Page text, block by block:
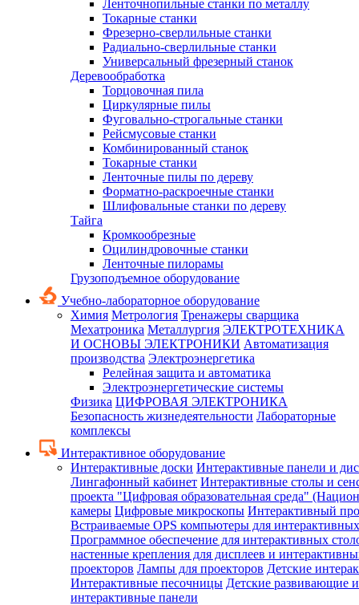
Ленточнопильные станки по металлу
Токарные станки
Фрезерно-сверлильные станки
Радиально-сверлильные станки
Универсальный фрезерный станок
Деревообработка
Торцовочная пила
Циркулярные пилы
Фуговально-строгальные станки
Рейсмусовые станки
Комбинированный станок
Токарные станки
Ленточные пилы по дереву
Форматно-раскроечные станки
Шлифовальные станки по дереву
Тайга
Кромкообрезные
Оцилиндровочные станки
Ленточные пилорамы
Грузоподъемное оборудование
Учебно-лабораторное оборудование
Химия Метрология Тренажеры сварщика
Мехатроника Металлургия ЭЛЕКТРОТЕХНИКА
И ОСНОВЫ ЭЛЕКТРОНИКИ Автоматизация
производства Электроэнергетика
Релейная защита и автоматика
Электроэнергетические системы
Физика ЦИФРОВАЯ ЭЛЕКТРОНИКА
Безопасность жизнедеятельности Лабораторные
комплексы
Интерактивное оборудование
Интерактивные доски Интерактивные панели и
Лингафонный кабинет Интерактивные столы и
проекта "Цифровая образовательная среда"
камеры Цифровые микроскопы Интерактивный
Встраиваемые OPS компьютеры для
Программное обеспечение для интерактивных
настенные крепления для дисплеев и
проекторов Лампы для проекторов Детские
Интерактивные песочницы Детские развивающие
интерактивные панели